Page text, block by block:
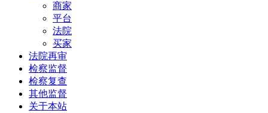
商家
平台
法院
买家
法院再审
检察监督
检察复查
其他监督
关于本站